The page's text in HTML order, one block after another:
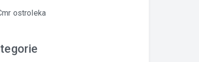
ostroleka